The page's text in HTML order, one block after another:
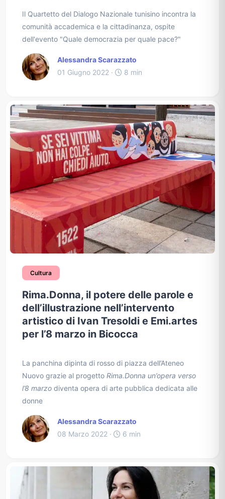
Il Quartetto del Dialogo Nazionale tunisino incontra la
comunità accademica e la cittadinanza, ospite
dell'evento "Quale democrazia per quale pace?"
Alessandra Scarazzato
01 Giugno 2022 ·
8 min
Cultura
Rima.Donna, il potere delle parole e
dell’illustrazione nell’intervento
artistico di Ivan Tresoldi e Emi.artes
per l’8 marzo in Bicocca
La panchina dipinta di rosso di piazza dell’Ateneo
Nuovo grazie al progetto Rima.Donna un’opera verso
l’8 marzo diventa opera di arte pubblica dedicata alle
donne
Alessandra Scarazzato
08 Marzo 2022 ·
6 min